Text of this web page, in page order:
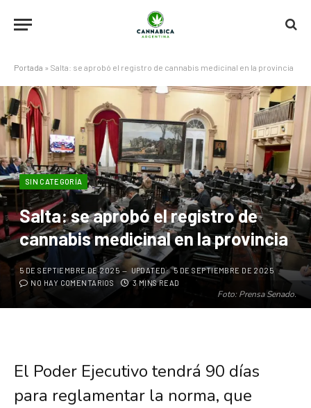
Portada » Salta: se aprobó el registro de cannabis medicinal en la provincia
Foto: Prensa Senado.
SIN CATEGORÍA
Salta: se aprobó el registro de
cannabis medicinal en la provincia
5 DE SEPTIEMBRE DE 2025 UPDATED: 5 DE SEPTIEMBRE DE 2025
NO HAY COMENTARIOS
3 MINS READ
El Poder Ejecutivo tendrá 90 días
para reglamentar la norma, que